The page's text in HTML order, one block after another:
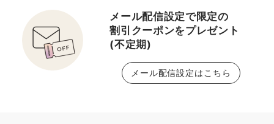
メール配信設定で限定の
割引クーポンをプレゼント
(不定期)
メール配信設定はこちら